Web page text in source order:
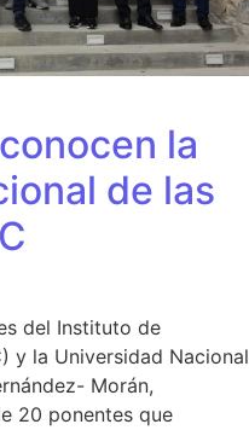
la
de las
del Instituto de
y la Universidad Nacional
Morán,
20 ponentes que